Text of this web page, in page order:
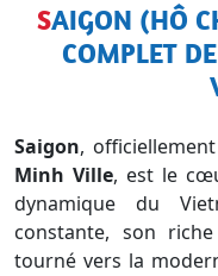
SAIGON (HÔ CHI MINH VILLE) : GUIDE
COMPLET
Saigon,
Minh Ville, est le
dynamique du
constante, son
tourné vers la